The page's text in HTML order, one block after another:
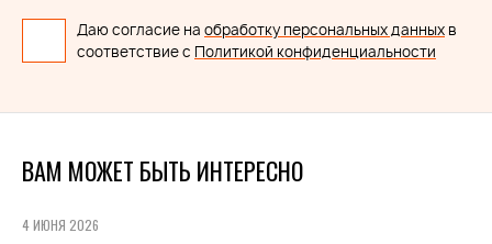
Даю согласие на обработку персональных данных в
соответствие с Политикой конфиденциальности
ВАМ МОЖЕТ БЫТЬ ИНТЕРЕСНО
4 ИЮНЯ 2026